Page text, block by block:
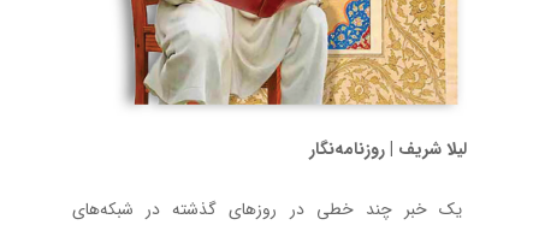
لیلا شریف | روزنامه‌نگار
یک خبر چند خطی در روزهای گذشته در شبکه‌های